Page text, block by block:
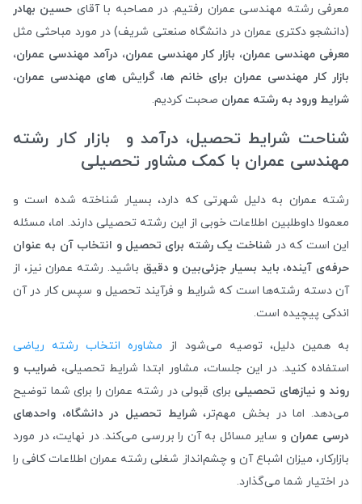
معرفی رشته مهندسی عمران رفتیم. در مصاحبه با آقای حسین بهادر
(دانشجو دکتری عمران در دانشگاه صنعتی شریف) در مورد مباحثی مثل
معرفی مهندسی عمران، بازار کار مهندسی عمران، درآمد مهندسی عمران،
بازار کار مهندسی عمران برای خانم ها، گرایش های مهندسی عمران،
شرایط ورود به رشته عمران صحبت کردیم.
شناحت شرایط تحصیل، درآمد و بازار کار رشته
مهندسی عمران با کمک مشاور تحصیلی
رشته عمران به دلیل شهرتی که دارد، بسیار شناخته شده است و
معمولا داوطلبین اطلاعات خوبی از این رشته تحصیلی دارند. اما، مسئله
این است که در شناخت یک رشته برای تحصیل و انتخاب آن به عنوان
حرفه‌ی آینده، باید بسیار جزئی‌بین و دقیق باشید. رشته عمران نیز، از
آن دسته رشته‌ها است که شرایط و فرآیند تحصیل و سپس کار در آن
اندکی پیچیده است.
به همین دلیل، توصیه می‌شود از مشاوره انتخاب رشته ریاضی
استفاده کنید. در این جلسات، مشاور ابتدا شرایط تحصیلی،ضرایب و
روند و نیازهای تحصیلی برای قبولی در رشته عمران را برای شما توضیح
می‌دهد. اما در بخش مهم‌تر،شرایط تحصیل در دانشگاه، واحدهای
درسی عمران و سایر مسائل به آن را بررسی می‌کند. در نهایت، در مورد
بازارکار، میزان اشباع آن و چشم‌انداز شغلی رشته عمران اطلاعات کافی را
در اختیار شما می‌گذارد.